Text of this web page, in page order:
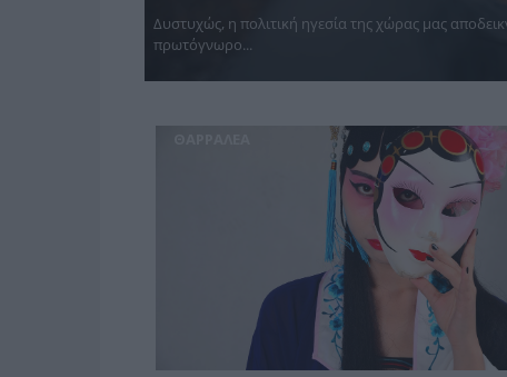
Δυστυχώς, η πολιτική ηγεσία της χώρας μας
πρωτόγνωρο...